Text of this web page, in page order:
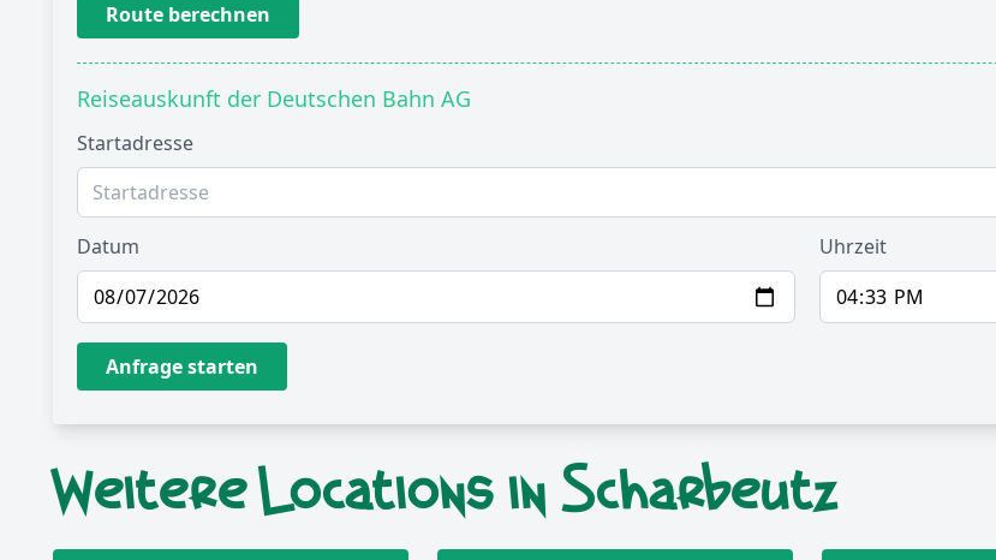
Route berechnen
Reiseauskunft der Deutschen Bahn AG
Startadresse
Datum Uhrzeit
Anfrage starten
Weitere Locations in Scharbeutz